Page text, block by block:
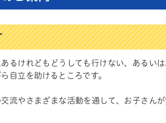
るけれどもどうしても行けない、あるい
自立を助けるところです。
流やさまざまな活動を通して、お子さん